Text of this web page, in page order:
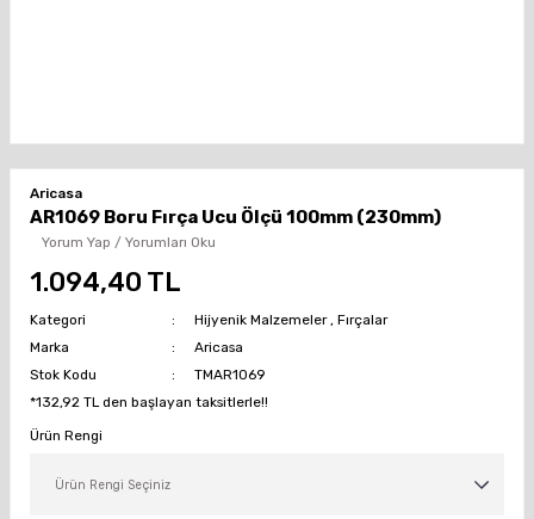
Aricasa
AR1069 Boru Fırça Ucu Ölçü 100mm (230mm)
Yorum Yap / Yorumları Oku
1.094,40 TL
Kategori Hijyenik Malzemeler ,Fırçalar
Marka
Aricasa
Stok Kodu
TMAR1069
*132,92 TL den başlayan taksitlerle!!
Ürün Rengi